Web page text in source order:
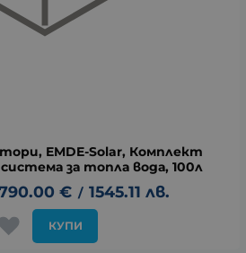
EMDE-Solar, Комплект
за топла вода, 100л
€ / 1545.11 лв.
КУПИ